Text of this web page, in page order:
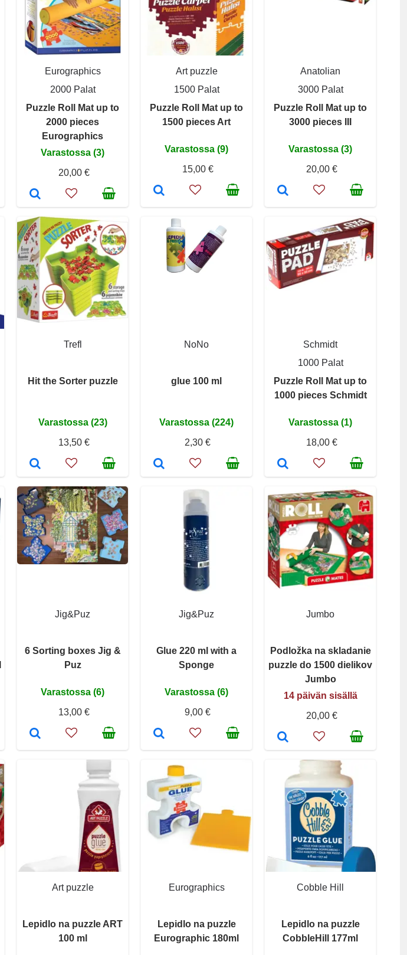
Eurographics
2000 Palat
Puzzle Roll Mat up to
2000 pieces
Eurographics
Varastossa (3)
20,00 €
Art puzzle
1500 Palat
Puzzle Roll Mat up to
1500 pieces Art
Varastossa (9)
15,00 €
Anatolian
3000 Palat
Puzzle Roll Mat up to
3000 pieces III
Varastossa (3)
20,00 €
Trefl
Hit the Sorter puzzle
Varastossa (23)
13,50 €
NoNo
glue 100 ml
Varastossa (224)
2,30 €
Schmidt
1000 Palat
Puzzle Roll Mat up to
1000 pieces Schmidt
Varastossa (1)
18,00 €
Jig&Puz
6 Sorting boxes Jig &
Puz
Varastossa (6)
13,00 €
Jig&Puz
Glue 220 ml with a
Sponge
Varastossa (6)
9,00 €
Jumbo
Podložka na skladanie
puzzle do 1500 dielikov
Jumbo
14 päivän sisällä
20,00 €
Art puzzle
Lepidlo na puzzle ART
100 ml
Eurographics
Lepidlo na puzzle
Eurographic 180ml
Cobble Hill
Lepidlo na puzzle
CobbleHill 177ml